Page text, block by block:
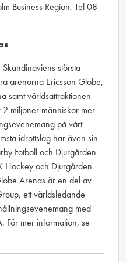
Business Region, Tel 08-
största
arenorna Ericsson Globe,
samt världsattraktionen
miljoner människor mer
på vårt
idrottslag har även sin
Fotboll och Djurgården
Hockey och Djurgården
Arenas är en del av
ett världsledande
med
För mer information, se